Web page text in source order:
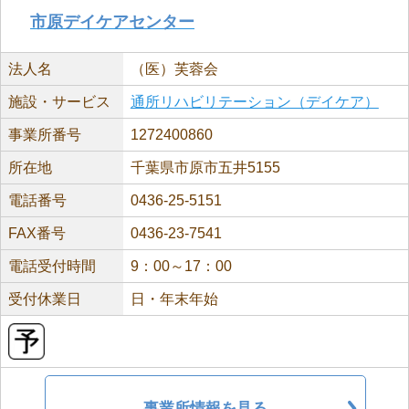
市原デイケアセンター
法人名 （医）芙蓉会
施設・サービス 通所リハビリテーション（デイケア）
事業所番号 1272400860
所在地 千葉県市原市五井5155
電話番号 0436-25-5151
FAX番号 0436-23-7541
電話受付時間 9：00～17：00
受付休業日 日・年末年始